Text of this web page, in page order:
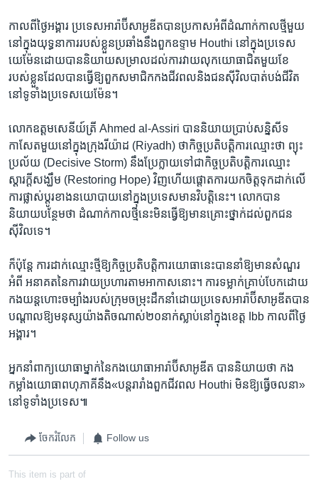
កាល​ពី​ថ្ងៃអង្គារ​ ប្រទេស​អារ៉ាប៊ីសាអូឌីត​បាន​ប្រកាសអំពី​ដំណាក់​កាល​ថ្មីមួយ​
នៅ​ក្នុង​យុទ្ធនាការ​របស់​ខ្លួន​ប្រឆាំង​នឹង​ពួក​ឧទ្ទាម​ Houthi នៅ​ក្នុង​ប្រទេស​
យេម៉ែន​ដោយបាន​និយាយ​សម្រាល​ដល់​ការ​វាយ​លុក​យោធា​ជិត​មួយ​ខែ​
របស់​ខ្លួន​ដែល​បាន​ធ្វើ​ឱ្យ​ពួក​សមាជិក​កង​ជីវពល​និងជនស៊ីវិល​បាត់បង់​ជីវិត​
នៅ​ទូទាំង​ប្រទេសយេម៉ែន។
លោក​ឧត្តមសេនីយ៍ត្រី​ Ahmed al-Assiri ​បាន​និយាយ​ប្រាប់​សន្និសីទ​
កាសែត​មួយ​នៅ​ក្នុង​ក្រុង​រីយ៉ាដ (Riyadh) ​ថា​កិច្ច​ប្រតិបត្តិការ​ឈ្មោះ​ថា​ ព្យុះ
ប្រល័យ (Decisive Storm) នឹង​ប្រែ​ក្លាយ​ទៅ​ជា​កិច្ចប្រតិបត្តិការ​ឈ្មោះ ​
ស្តារ​ក្តី​សង្ឃឹម (Restoring Hope) វិញ​ហើយ​ផ្តោត​ការ​យក​ចិត្ត​ទុក​ដាក់​លើ​
ការផ្លាស់ប្តូរ​ខាង​នយោបាយ​នៅ​ក្នុង​ប្រទេស​មាន​វិបត្តិ​នេះ។ ​លោក​បាន
និយាយ​បន្ថែម​ថា​ ដំណាក់​កាល​ថ្មី​នេះ​មិន​ធ្វើ​ឱ្យ​មាន​គ្រោះថ្នាក់​ដល់​ពួកជន​
ស៊ីវិល​ទេ។
ក៏​ប៉ុន្តែ​ ការ​ដាក់​ឈ្មោះ​ថ្មី​ឱ្យ​កិច្ច​ប្រតិបត្តិការ​យោធា​នេះ​បាន​នាំ​ឱ្យមាន​សំណួរ​
អំពី អនាគត​នៃការ​វាយ​ប្រហារ​តា​មអាកាស​នោះ។ ​ការ​ទម្លាក់​គ្រាប់​បែក​ដោយ​
កង​យន្តហោះ​ចម្បាំង​របស់​ក្រុម​ចម្រុះ​ដឹកនាំ​ដោយ​ប្រទេស​អារ៉ាប៊ីសាអូឌីត​បាន​
បណ្តាល​ឱ្យ​មនុស្ស​យ៉ាង​តិច​ណាស់​២០​នាក់​ស្លាប់​នៅ​ក្នុង​ខេត្ត​ Ibb​ កាល​ពី​ថ្ងៃ​
អង្គារ។
អ្នក​នាំពាក្យ​យោធា​ម្នាក់​នៃ​កង​យោធា​អារ៉ាប៊ីសាអូឌីត​ បាន​និយាយ​ថា ​កង​
កម្លាំង​យោធា​ពហុភាគី​នឹង​«បន្ត​រារាំង​ពួក​ជីវពល​ Houthi ​មិន​ឱ្យ​ធ្វើ​ចលនា»​
នៅ​ទូទាំង​ប្រទេស៕
ចែករំលែក Follow us
This item is part of